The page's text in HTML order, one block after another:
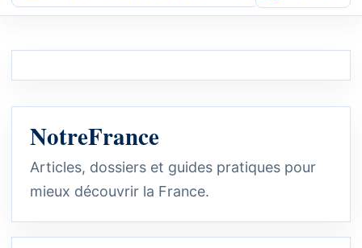
NotreFrance
Articles, dossiers et guides pratiques pour
mieux découvrir la France.